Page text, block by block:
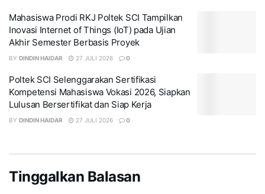
Mahasiswa Prodi RKJ Poltek SCI Tampilkan
Inovasi Internet of Things (IoT) pada Ujian
Akhir Semester Berbasis Proyek
BY DINDIN HAIDAR 27 JULI 2026 0
Poltek SCI Selenggarakan Sertifikasi
Kompetensi Mahasiswa Vokasi 2026, Siapkan
Lulusan Bersertifikat dan Siap Kerja
BY DINDIN HAIDAR 27 JULI 2026 0
Tinggalkan Balasan